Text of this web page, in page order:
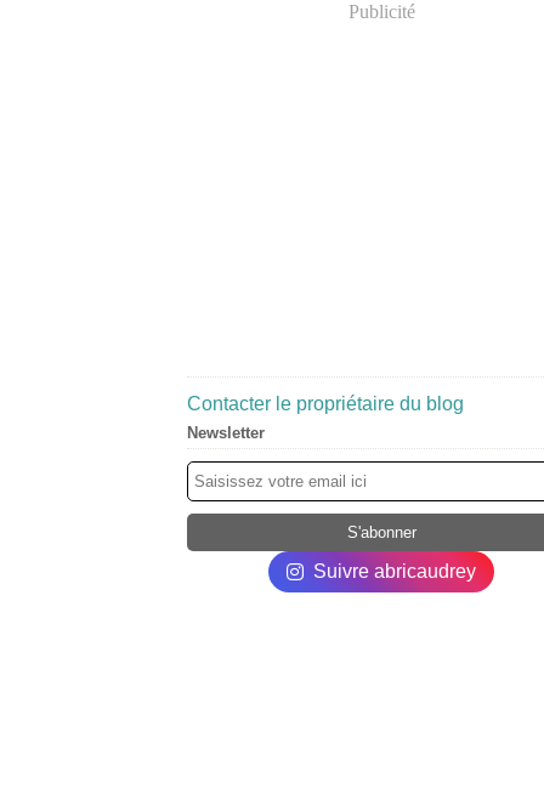
Publicité
Contacter le propriétaire du blog
Newsletter
Suivre abricaudrey